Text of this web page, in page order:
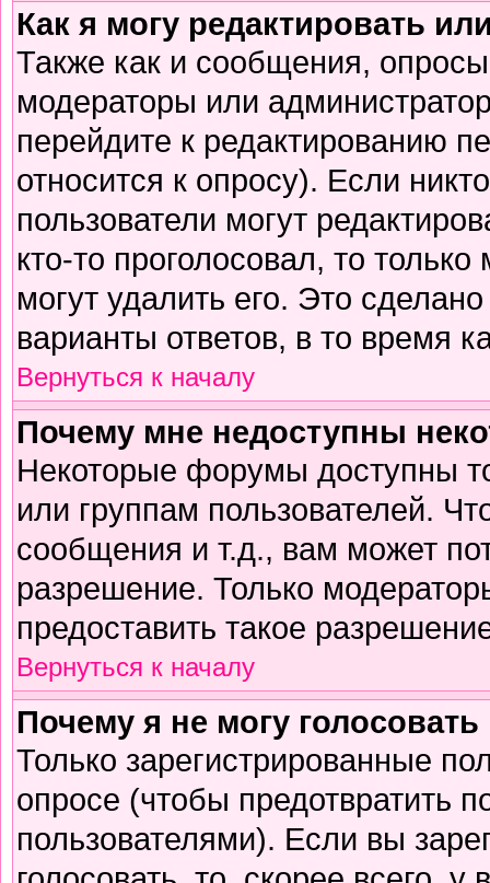
Как я могу редактировать
Также как и сообщения, опросы
модераторы или
перейдите к редактированию
относится к опросу). Если
пользователи могут
кто-то проголосовал, то
могут удалить его. Это
варианты ответов, в то время
Вернуться к началу
Почему мне недоступны
Некоторые форумы доступны
или группам пользователей.
сообщения и т.д., вам может
разрешение. Только
предоставить такое
Вернуться к началу
Почему я не могу
Только зарегистрированные
опросе (чтобы предотвратить
пользователями). Если вы